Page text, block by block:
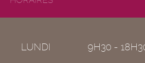
LUNDI
9H30 -